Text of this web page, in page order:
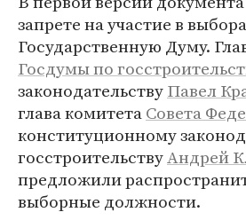
запрете на участие в
Государственную Думу.
Госдумы по
законодательствуПавел
глава комитетаСовета
конституционному
госстроительствуАндрей
предложили
выборные должности.